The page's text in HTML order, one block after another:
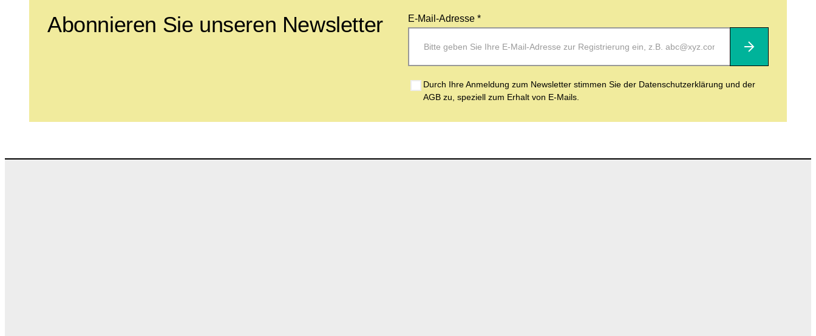
Abonnieren Sie unseren Newsletter E-Mail-Adresse *
Abonnieren
Durch Ihre Anmeldung zum Newsletter stimmen Sie der Datenschutzerklärung und der
AGB zu, speziell zum Erhalt von E-Mails.